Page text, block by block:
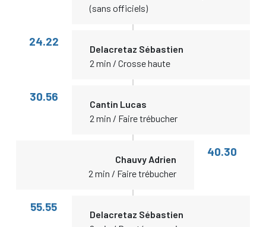
(sans officiels)
24.22
Delacretaz Sébastien
2 min / Crosse haute
30.56
Cantin Lucas
2 min / Faire trébucher
Chauvy Adrien
2 min / Faire trébucher
40.30
55.55
Delacretaz Sébastien